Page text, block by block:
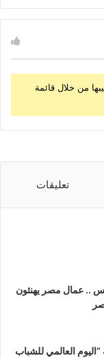
من خلال قائمة
تعليقات
.. عمال مصر يهنئون
العالمي للشباب